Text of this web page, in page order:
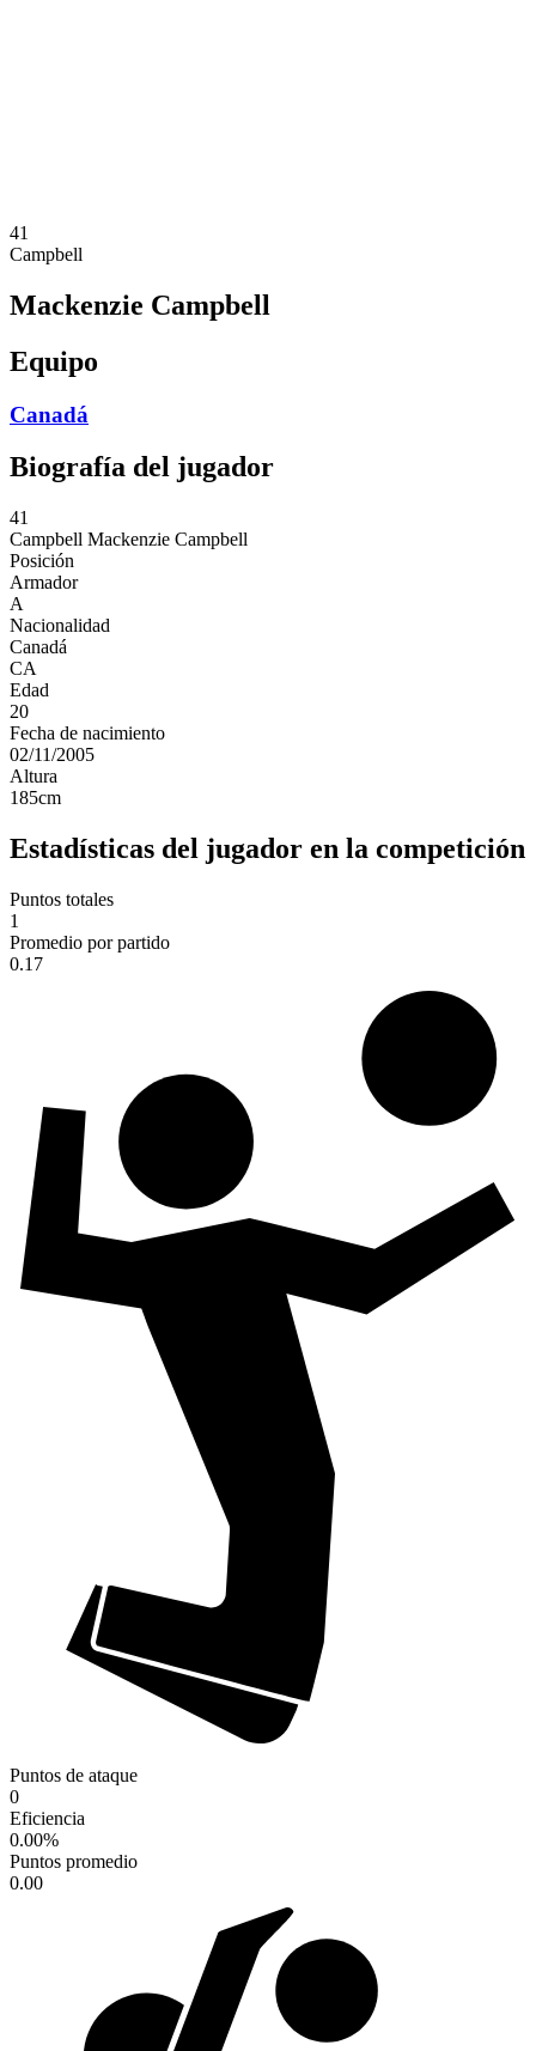
41
Campbell
Mackenzie Campbell
Equipo
Canadá
Biografía del jugador
41
Campbell Mackenzie Campbell
Posición
Armador
A
Nacionalidad
Canadá
CA
Edad
20
Fecha de nacimiento
02/11/2005
Altura
185cm
Estadísticas del jugador en la competición
Puntos totales
1
Promedio por partido
0.17
Puntos de ataque
0
Eficiencia
0.00%
Puntos promedio
0.00